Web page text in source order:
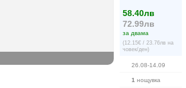
58.40лв
72.99лв
за двама
(12.15€ / 23.76лв на
човек/ден)
26.08-14.09
1 нощувка